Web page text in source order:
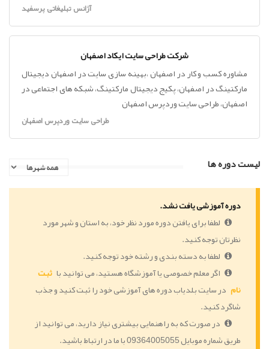
آژانس تبلیغاتی پرسفید
شرکت طراحی سایت ایکاد اصفهان
مشاوره کسب و کار در اصفهان ،بهینه سازی سایت در اصفهان دیجیتال
مارکتینگ در اصفهان، پکیج دیجیتال مارکتینگ، شبکه های اجتماعی در
اصفهان، طراحی سایت وردپرس اصفهان
طراحی سایت وردپرس اصفهان
لیست دوره ها
دوره آموزشی یافت نشد.
لطفا برای یافتن دوره مورد نظر خود، به استان و شهر مورد
نظرتان توجه کنید.
لطفا به دسته بندی و رشته خود توجه کنید.
اگر معلم خصوصی یا آموزشگاه هستید، می توانید با ثبت
نام در سایت بلدیاب دوره های آموزشی خود را ثبت کنید و جذب
شاگرد کنید.
در صورت که به راهنمایی بیشتری نیاز دارید، می توانید از
طریق شماره موبایل 09364005055 با ما در ارتباط باشید.